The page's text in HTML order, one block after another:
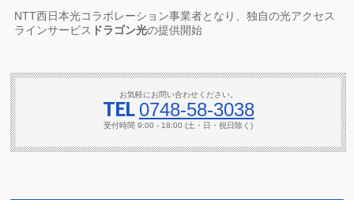
NTT西日本光コラボレーション事業者となり、独自の光アクセス
ラインサービス ドラゴン光の提供開始
お気軽にお問い合わせください。
TEL 0748-58-3038
受付時間 9:00 - 18:00 (土・日・祝日除く)